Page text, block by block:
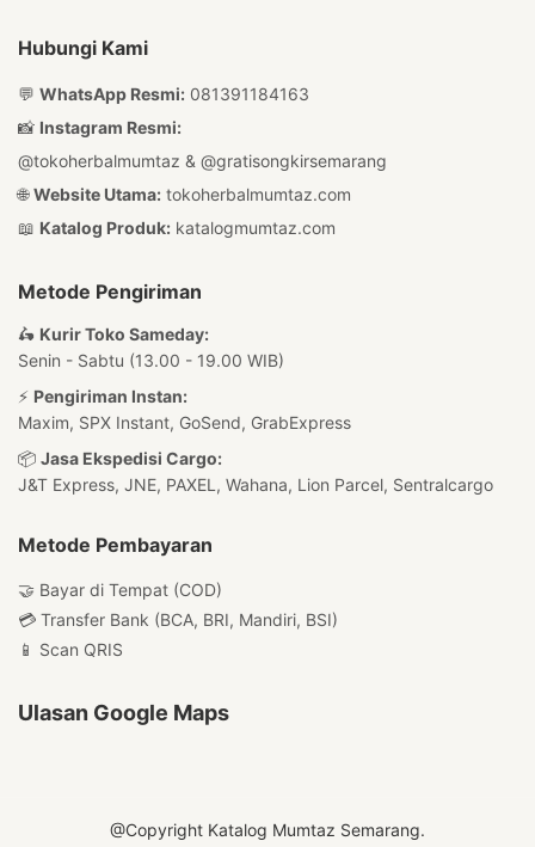
Hubungi Kami
💬 WhatsApp Resmi: 081391184163
📸 Instagram Resmi:
@tokoherbalmumtaz & @gratisongkirsemarang
🌐Website Utama: tokoherbalmumtaz.com
📖 Katalog Produk: katalogmumtaz.com
Metode Pengiriman
🛵 Kurir Toko Sameday:
Senin - Sabtu (13.00 - 19.00 WIB)
⚡ Pengiriman Instan:
Maxim, SPX Instant, GoSend, GrabExpress
📦 Jasa Ekspedisi Cargo:
J&T Express, JNE, PAXEL, Wahana, Lion Parcel, Sentralcargo
Metode Pembayaran
🤝 Bayar di Tempat (COD)
💳 Transfer Bank (BCA, BRI, Mandiri, BSI)
📱 Scan QRIS
Ulasan Google Maps
@Copyright Katalog Mumtaz Semarang.